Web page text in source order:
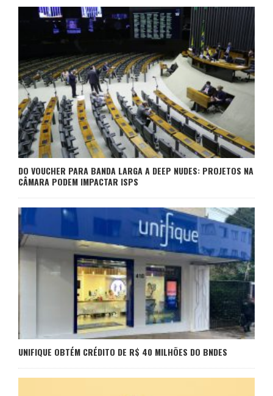
DO VOUCHER PARA BANDA LARGA A DEEP NUDES: PROJETOS NA
CÂMARA PODEM IMPACTAR ISPS
UNIFIQUE OBTÉM CRÉDITO DE R$ 40 MILHÕES DO BNDES